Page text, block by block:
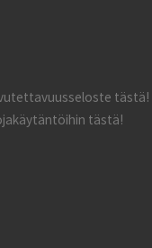
tästä!
tästä!